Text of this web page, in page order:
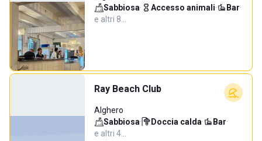
Sabbiosa· Accesso animali· Bar·
e altri 8…
Ray Beach Club
Alghero
Sabbiosa· Doccia calda· Bar·
e altri 4…